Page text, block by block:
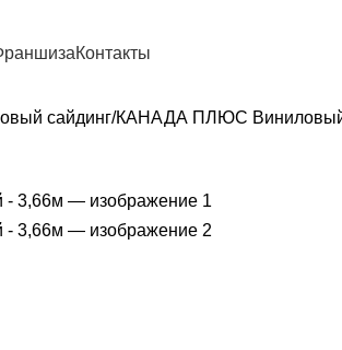
Контакты
сайдинг КАНАДА ПЛЮС Виниловый